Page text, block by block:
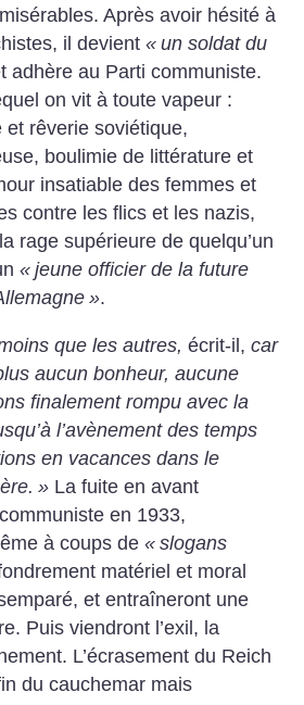
Après avoir hésité à
il devient« un soldat du
adhère au Parti communiste.
on vit à toute vapeur :
rêverie soviétique,
boulimie de littérature et
insatiable des femmes et
contre les flics et les nazis,
rage supérieure de quelqu’un
« jeune officier de la future
».
que les autres, écrit-il,car
aucun bonheur, aucune
finalement rompu avec la
l’avènement des temps
en vacances dans le
» La fuite en avant
en 1933,
à coups de« slogans
matériel et moral
et entraîneront une
Puis viendront l’exil, la
L’écrasement du Reich
du cauchemar mais